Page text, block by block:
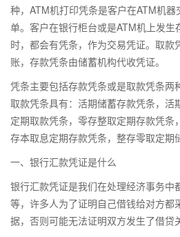
种，ATM机打印凭条是客户在ATM机
单。客户在银行柜台或是ATM机上发生
时，都会有凭条，作为交易凭证。取款
账，存款凭条由储蓄机构代收凭证。
凭条主要包括存款凭条或是取款凭条两
取款凭条具有：活期储蓄存款凭条，活
定期取款凭条，零存整取定期存款凭条
存本取息定期存款凭条，整存零取定期
一、银行汇款凭证是什么
银行汇款凭证是我们在处理经济事务中
等，许多人为了证明自己借钱给对方都
据，否则可能无法证明双方发生了借贷